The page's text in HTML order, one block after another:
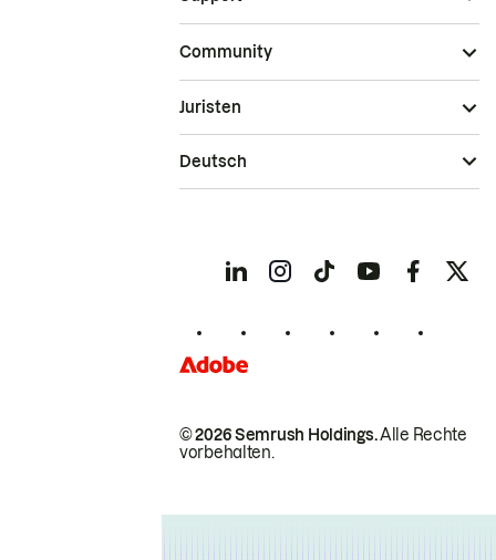
Community
© 2026 Semrush Holdings.Alle Rechte
vorbehalten.
Juristen
Deutsch